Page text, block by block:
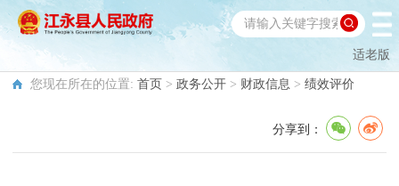
适老版
您现在所在的位置: 首页 > 政务公开 > 财政信息 > 绩效评价
分享到：